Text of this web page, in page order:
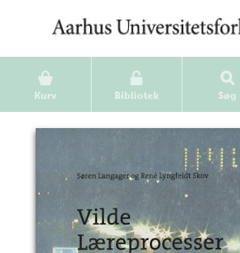
Kurv Bibliotek Søg